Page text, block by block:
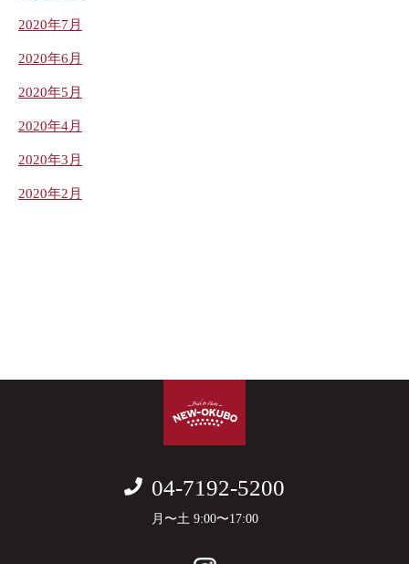
2020年7月
2020年6月
2020年5月
2020年4月
2020年3月
2020年2月
04-7192-5200
月〜土 9:00〜17:00